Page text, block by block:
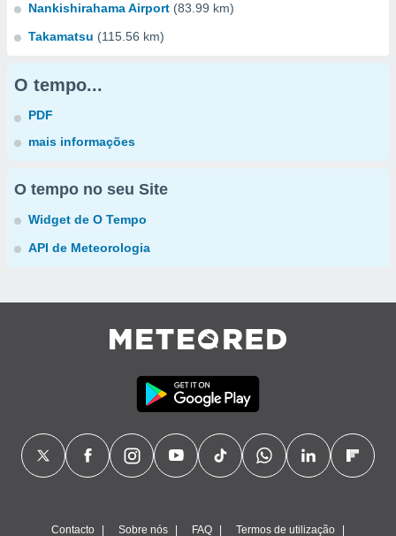
Nankishirahama Airport (83.99 km)
Takamatsu (115.56 km)
O tempo...
PDF
mais informações
O tempo no seu Site
Widget de O Tempo
API de Meteorologia
Contacto Sobre nós FAQ Termos de utilização